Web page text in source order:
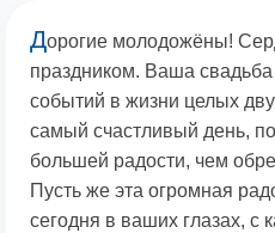
Дорогие молодожёны!
праздником. Ваша
событий в жизни целых
самый счастливый день,
большей радости, чем
Пусть же эта огромная
сегодня в ваших глазах, с